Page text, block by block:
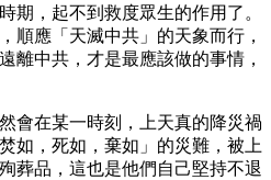
期，起不到救度眾生的作用了。
順應「天滅中共」的天象而行，
離中共，才是最應該做的事情，
會在某一時刻，上天真的降災禍
如，死如，棄如」的災難，被上
葬品，這也是他們自己堅持不退